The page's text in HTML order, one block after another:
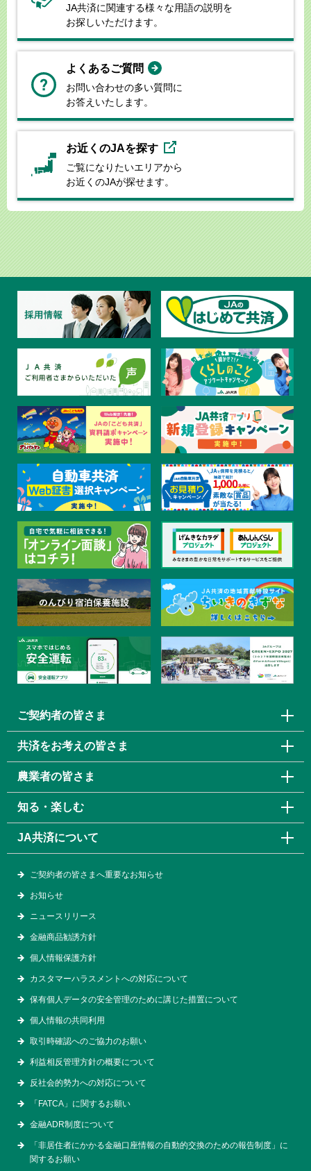
JA共済に関連する様々な用語の説明を
お探しいただけます。
よくあるご質問
お問い合わせの多い質問に
お答えいたします。
お近くのJAを探す
ご覧になりたいエリアから
お近くのJAが探せます。
ご契約者の皆さま
共済をお考えの皆さま
農業者の皆さま
知る・楽しむ
JA共済について
ご契約者の皆さまへ重要なお知らせ
お知らせ
ニュースリリース
金融商品勧誘方針
個人情報保護方針
カスタマーハラスメントへの対応について
保有個人データの安全管理のために講じた措置について
個人情報の共同利用
取引時確認へのご協力のお願い
利益相反管理方針の概要について
反社会的勢力への対応について
「FATCA」に関するお願い
金融ADR制度について
「非居住者にかかる金融口座情報の自動的交換のための報告制度」に
関するお願い